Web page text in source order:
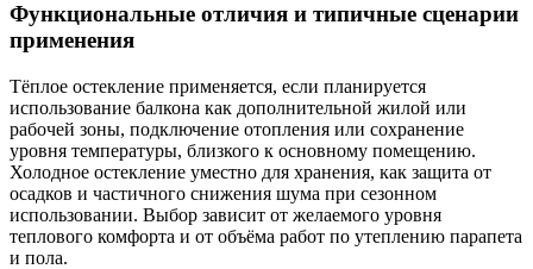
Функциональные отличия и типичные сценарии
применения
Тёплое остекление применяется, если планируется
использование балкона как дополнительной жилой или
рабочей зоны, подключение отопления или сохранение
уровня температуры, близкого к основному помещению.
Холодное остекление уместно для хранения, как защита от
осадков и частичного снижения шума при сезонном
использовании. Выбор зависит от желаемого уровня
теплового комфорта и от объёма работ по утеплению парапета
и пола.